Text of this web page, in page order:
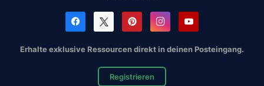
Erhalte exklusive Ressourcen direkt in deinen Posteingang.
Registrieren